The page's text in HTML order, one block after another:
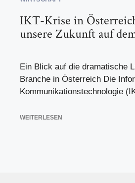
IKT-Krise in
unsere Zukunft auf
Ein Blick auf die dramatische
Branche in Österreich Die
Kommunikationstechnologie
WEITERLESEN